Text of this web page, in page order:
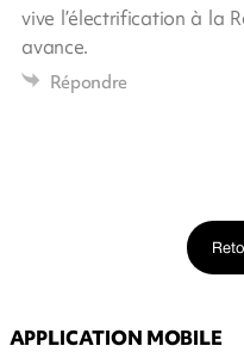
vive l’électrification à la
avance.
Répondre
APPLICATION MOBILE